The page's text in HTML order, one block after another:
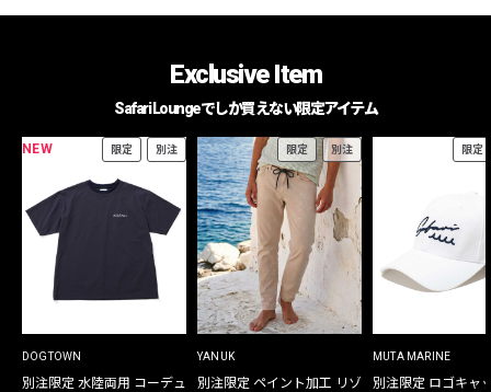
Exclusive Item
Safari Loungeでしか買えない限定アイテム
NEW 限定 別注
DOGTOWN
別注限定 水陸両用 コーデュ
限定 別注
YANUK
別注限定 ペイント加工 リゾ
限定
MUTA MARINE
別注限定 ロゴキャ